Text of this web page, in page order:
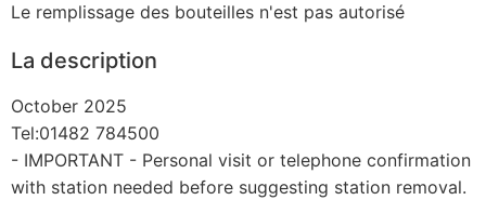
Le remplissage des bouteilles n'est pas autorisé
La description
October 2025
Tel:01482 784500
- IMPORTANT - Personal visit or telephone confirmation
with station needed before suggesting station removal.